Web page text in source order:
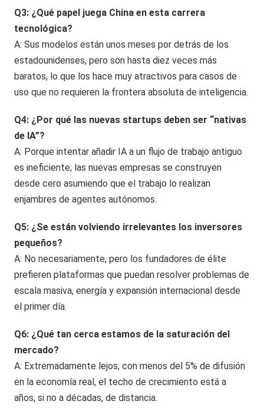
Q3: ¿Qué papel juega China en esta carrera
tecnológica?
A: Sus modelos están unos meses por detrás de los
estadounidenses, pero son hasta diez veces más
baratos, lo que los hace muy atractivos para casos de
uso que no requieren la frontera absoluta de inteligencia.
Q4: ¿Por qué las nuevas startups deben ser “nativas
de IA”?
A: Porque intentar añadir IA a un flujo de trabajo antiguo
es ineficiente; las nuevas empresas se construyen
desde cero asumiendo que el trabajo lo realizan
enjambres de agentes autónomos.
Q5: ¿Se están volviendo irrelevantes los inversores
pequeños?
A: No necesariamente, pero los fundadores de élite
prefieren plataformas que puedan resolver problemas de
escala masiva, energía y expansión internacional desde
el primer día.
Q6: ¿Qué tan cerca estamos de la saturación del
mercado?
A: Extremadamente lejos; con menos del 5% de difusión
en la economía real, el techo de crecimiento está a
años, si no a décadas, de distancia.